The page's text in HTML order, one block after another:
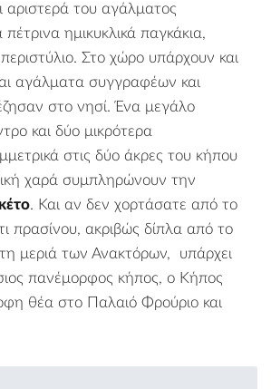
αριστερά του αγάλματος
ημικυκλικά παγκάκια,
Στο χώρο υπάρχουν και
αγάλματα συγγραφέων και
στο νησί. Ένα μεγάλο
και δύο μικρότερα
στις δύο άκρες του κήπου
χαρά συμπληρώνουν την
. Και αν δεν χορτάσατε από το
πρασίνου, ακριβώς δίπλα από το
μεριά των Ανακτόρων, υπάρχει
πανέμορφος κήπος, ο Κήπος
θέα στο Παλαιό Φρούριο και